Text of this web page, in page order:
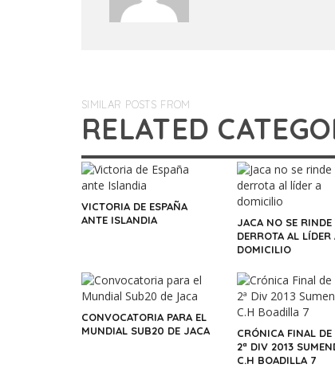
SIMILAR POSTS FROM
RELATED
VICTORIA DE ESPAÑA
ANTE ISLANDIA
JACA NO SE RINDE
DERROTA AL LÍDER
DOMICILIO
CONVOCATORIA PARA EL
MUNDIAL SUB20 DE JACA
CRÓNICA FINAL DE
2ª DIV 2013
C.H BOADILLA 7